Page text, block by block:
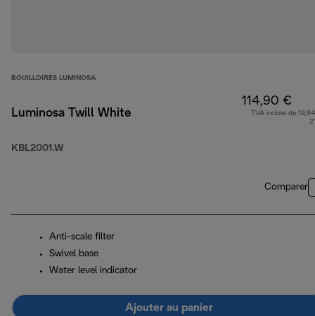
BOUILLOIRES LUMINOSA
Luminosa Twill White
KBL2001.W
114,90 €
TVA incluse de
Comparer
Anti-scale filter
Swivel base
Water level indicator
Ajouter au panier